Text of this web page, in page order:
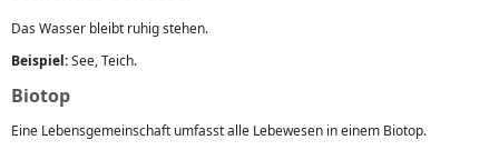
Das Wasser bleibt ruhig stehen.
Beispiel:See, Teich.
Biotop
Eine Lebensgemeinschaft umfasst alle Lebewesen in einem Biotop.